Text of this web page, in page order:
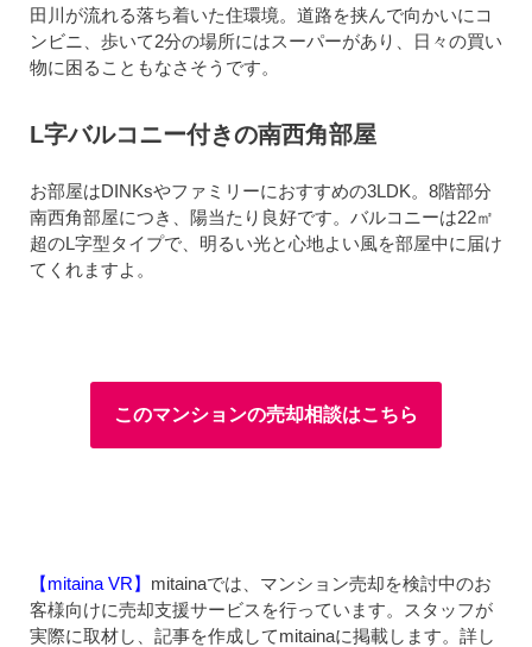
田川が流れる落ち着いた住環境。道路を挟んで向かいにコ
ンビニ、歩いて2分の場所にはスーパーがあり、日々の買い
物に困ることもなさそうです。
L字バルコニー付きの南西角部屋
お部屋はDINKsやファミリーにおすすめの3LDK。8階部分
南西角部屋につき、陽当たり良好です。バルコニーは22㎡
超のL字型タイプで、明るい光と心地よい風を部屋中に届け
てくれますよ。
このマンションの売却相談はこちら
【mitaina VR】 mitainaでは、マンション売却を検討中のお
客様向けに売却支援サービスを行っています。スタッフが
実際に取材し、記事を作成してmitainaに掲載します。詳し